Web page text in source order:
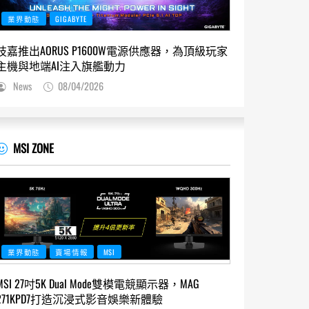
業界動態 GIGABYTE
嘉推出AORUS P1600W電源供應器，為頂級玩家
機與地端AI注入旗艦動力
News 08/04/2026
MSI ZONE
業界動態 賣場情報 MSI
27吋5K Dual Mode雙模電競顯示器，MAG
打造沉浸式影音娛樂新體驗